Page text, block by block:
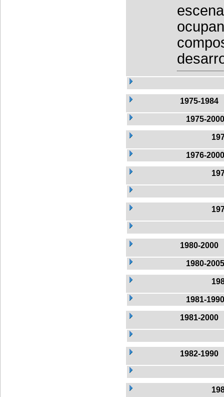
1975-1984
1975-2000
1976-2000
1980-2000
1980-2005
1981-1990
1981-2000
1982-1990